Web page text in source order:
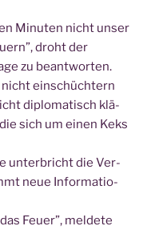
Minu­ten nicht unser
droht der
zu beant­wor­ten.
nicht ein­schüch­tern
diplo­ma­tisch klä­
sich um einen Keks
unter­bricht die Ver­
neue Infor­ma­tio­
Feu­er”, mel­de­te